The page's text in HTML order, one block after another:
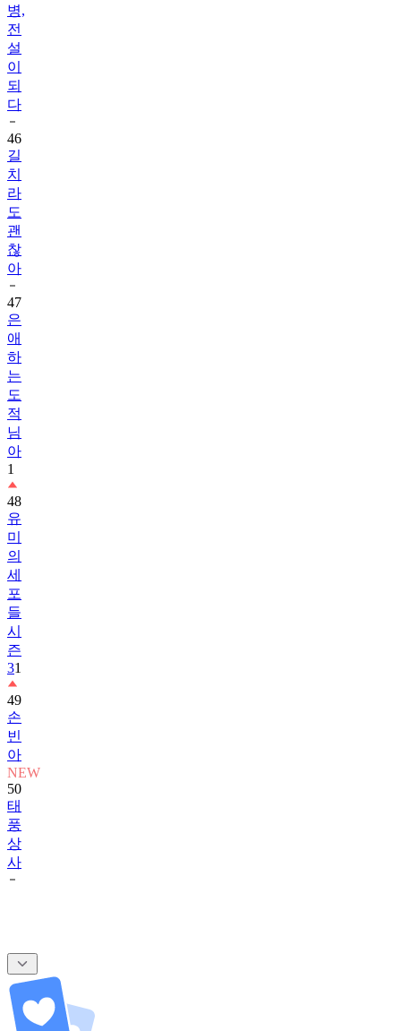
병,
전
설
이
되
다
46
길
치
라
도
괜
찮
아
47
은
애
하
는
도
적
님
아
1
48
유
미
의
세
포
들
시
즌
31
49
손
빈
아
NEW
50
태
풍
상
사